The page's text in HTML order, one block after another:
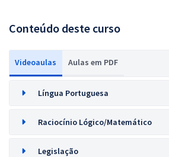
Conteúdo deste curso
Videoaulas Aulas em PDF
Língua Portuguesa
Raciocínio Lógico/Matemático
Legislação